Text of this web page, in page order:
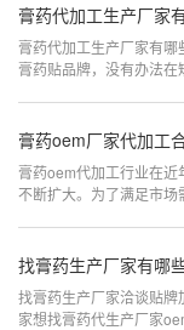
膏药代加工生产厂家
膏药代加工生产厂家有
膏药贴品牌，没有办法在
膏药oem厂家代加工
膏药oem代加工行业在
不断扩大。为了满足市场
既能解决了设计研发的艰
实际好处。...
找膏药生产厂家有哪
找膏药生产厂家洽谈贴
家想找膏药代生产厂家